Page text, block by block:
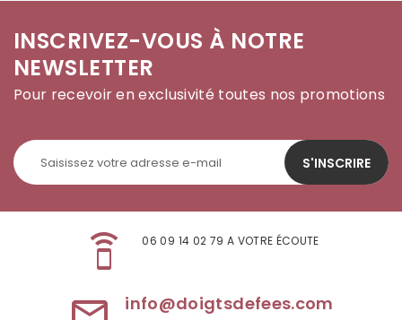
INSCRIVEZ-VOUS À NOTRE
NEWSLETTER
Pour recevoir en exclusivité toutes nos promotions
S'INSCRIRE
speaker_phone 06 09 14 02 79 A VOTRE ÉCOUTE
info@doigtsdefees.com